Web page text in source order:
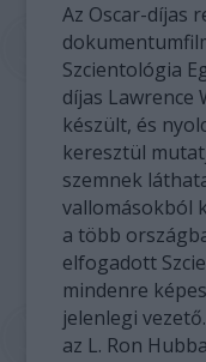
Az Oscar-díjas
Szcientológia
díjas Lawrence
készült, és
keresztül
szemnek
vallomásokból
a több
elfogadott
mindenre
jelenlegi
az L. Ron